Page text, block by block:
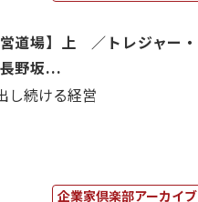
営道場】上 ／トレジャー・
野坂...
し続ける経営
企業家倶楽部アーカイブ